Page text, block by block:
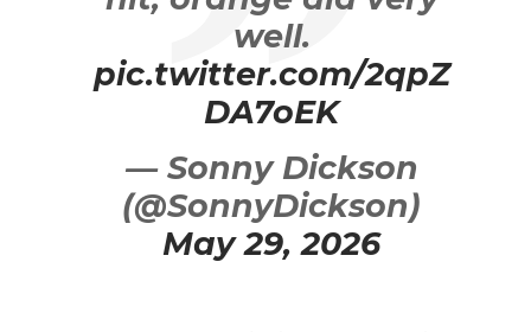
well.
pic.twitter.com/2qpZ
DA7oEK
— Sonny Dickson
(@SonnyDickson)
May 29, 2026